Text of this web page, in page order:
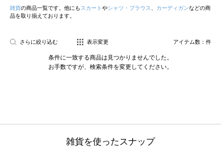
雑貨の商品一覧です。他にも スカート やシャツ・ブラウス カーディガンなどの商
品を取り揃えております。
さらに絞り込む 表示変更 アイテム数： 件
条件に一致する商品は見つかりませんでした。
お手数ですが、検索条件を変更してください。
雑貨を使ったスナップ